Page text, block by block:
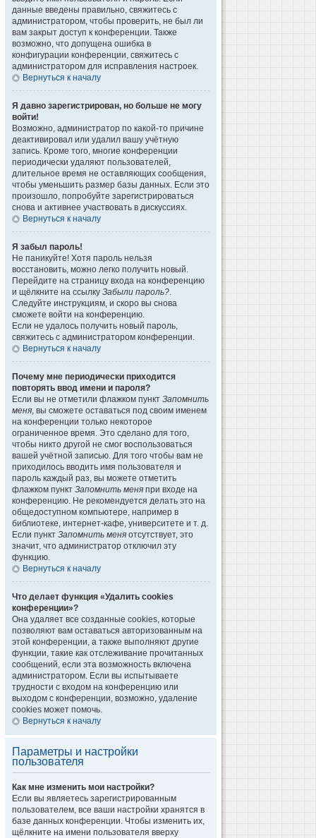
данные введены правильно, свяжитесь с
администратором, чтобы проверить, не был ли
вам закрыт доступ к конференции. Также
возможно, что допущена ошибка в
конфигурации конференции, свяжитесь с
администратором для исправления настроек.
Вернуться к началу
Я давно зарегистрирован, но больше не могу
войти!
Возможно, администратор по какой-то причине
деактивировал или удалил вашу учётную
запись. Кроме того, многие конференции
периодически удаляют пользователей,
длительное время не оставляющих сообщения,
чтобы уменьшить размер базы данных. Если это
произошло, попробуйте зарегистрироваться
снова и активнее участвовать в дискуссиях.
Вернуться к началу
Я забыл пароль!
Не паникуйте! Хотя пароль нельзя
восстановить, можно легко получить новый.
Перейдите на страницу входа на конференцию
и щёлкните на ссылку Забыли пароль?.
Следуйте инструкциям, и скоро вы снова
сможете войти на конференцию.
Если не удалось получить новый пароль,
свяжитесь с администратором конференции.
Вернуться к началу
Почему мне периодически приходится
повторять ввод имени и пароля?
Если вы не отметили флажком пункт Запомнить
меня, вы сможете оставаться под своим именем
на конференции только некоторое
ограниченное время. Это сделано для того,
чтобы никто другой не смог воспользоваться
вашей учётной записью. Для того чтобы вам не
приходилось вводить имя пользователя и
пароль каждый раз, вы можете отметить
флажком пункт Запомнить меня при входе на
конференцию. Не рекомендуется делать это на
общедоступном компьютере, например в
библиотеке, интернет-кафе, университете и т. д.
Если пункт Запомнить меня отсутствует, это
значит, что администратор отключил эту
функцию.
Вернуться к началу
Что делает функция «Удалить cookies
конференции»?
Она удаляет все созданные cookies, которые
позволяют вам оставаться авторизованным на
этой конференции, а также выполняют другие
функции, такие как отслеживание прочитанных
сообщений, если эта возможность включена
администратором. Если вы испытываете
трудности с входом на конференцию или
выходом с конференции, возможно, удаление
cookies может помочь.
Вернуться к началу
Параметры и настройки
пользователя
Как мне изменить мои настройки?
Если вы являетесь зарегистрированным
пользователем, все ваши настройки хранятся в
базе данных конференции. Чтобы изменить их,
щёлкните на имени пользователя вверху